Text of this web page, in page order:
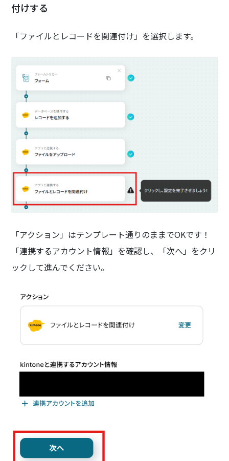
付けする
「ファイルとレコードを関連付け」を選択します。
「アクション」はテンプレート通りのままでOKです！
「連携するアカウント情報」を確認し、「次へ」をクリ
ックして進んでください。